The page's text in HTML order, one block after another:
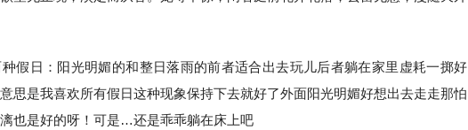
假日：阳光明媚的和整日落雨的前者适合出去玩儿后者躺在家里虚耗一掷好
思是我喜欢所有假日这种现象保持下去就好了外面阳光明媚好想出去走走那怕
也是好的呀！可是…还是乖乖躺在床上吧